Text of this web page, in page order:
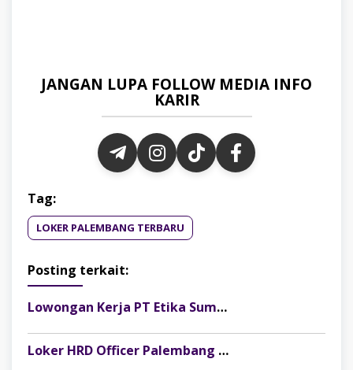
JANGAN LUPA FOLLOW MEDIA INFO
KARIR
Tag:
LOKER PALEMBANG TERBARU
Posting terkait:
Lowongan Kerja PT Etika Sumber Alam Posisi Finance & Tax Staff, Fresh Graduate Dipersilakan Melamar
Loker HRD Officer Palembang di Pesona Musi, Fresh Graduate Dipersilakan Melamar